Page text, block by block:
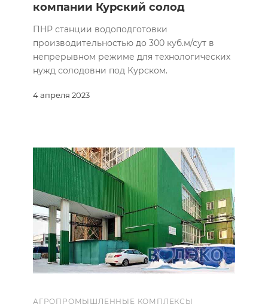
4 апреля 2023
компании Курский солод
ПНР станции водоподготовки
производительностью до 300 куб.м/сут в
непрерывном режиме для технологических
нужд солодовни под Курском.
АГРОПРОМЫШЛЕННЫЕ КОМПЛЕКСЫ